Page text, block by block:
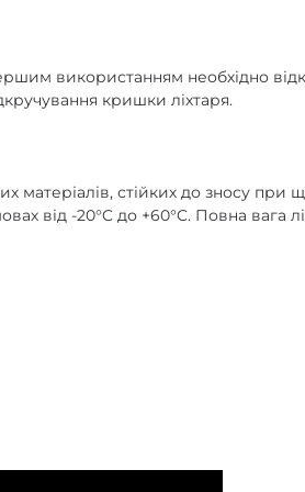
використанням необхідно
кришки ліхтаря.
матеріалів, стійких до зносу при
від -20°C до +60°C. Повна вага